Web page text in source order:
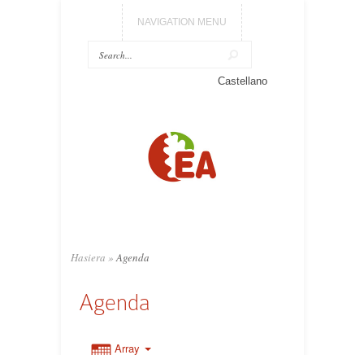
NAVIGATION MENU
Castellano
Hasiera » Agenda
Agenda
Array